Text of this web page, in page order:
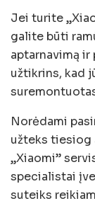
Jei turite
galite būti
aptarnavimą
užtikrins, kad
Norėdami
užteks tiesiog
„Xiaomi”
specialistai
suteiks